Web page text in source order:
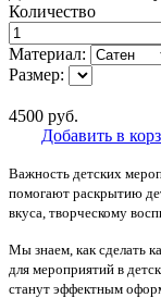
Количество
Материал:
Размер:
4500 руб.
Добавить в
Важность детских
помогают раскрытию
вкуса, творческому
Мы знаем, как сделать
для мероприятий в
станут эффектным